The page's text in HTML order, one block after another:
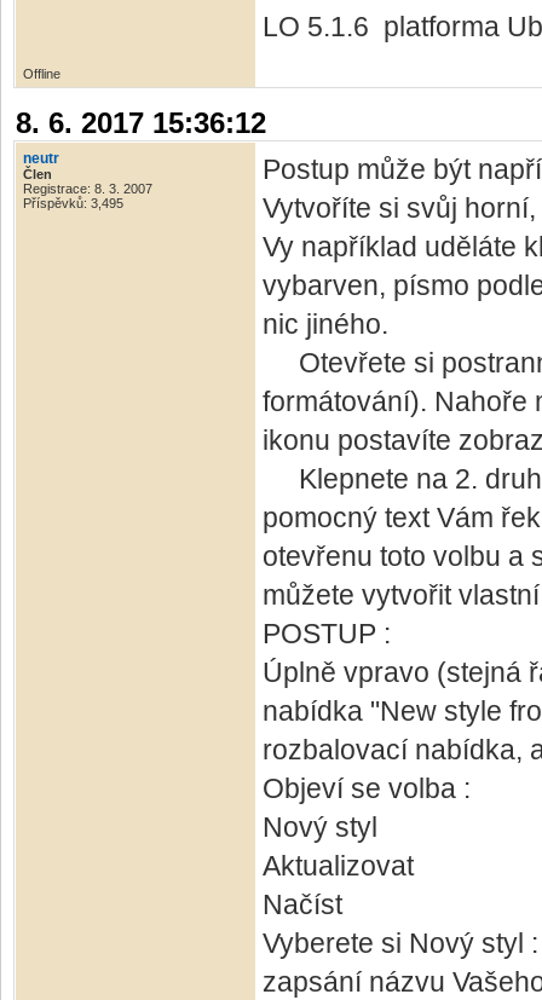
LO 5.1.6 platforma
Offline
8. 6. 2017 15:36:12
neutr
Člen
Registrace: 8. 3. 2007
Příspěvků: 3,495
Postup může být
Vytvoříte si svůj
Vy například uděláte
vybarven, písmo
nic jiného.
Otevřete si
formátování). Nahoře
ikonu postavíte
Klepnete na 2.
pomocný text Vám
otevřenu toto volbu a
můžete vytvořit
POSTUP :
Úplně vpravo (stejná
nabídka "New style
rozbalovací nabídka,
Objeví se volba :
Nový styl
Aktualizovat
Načíst
Vyberete si Nový styl
zapsání názvu